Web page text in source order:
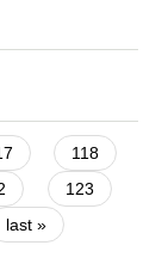
118
123
last »